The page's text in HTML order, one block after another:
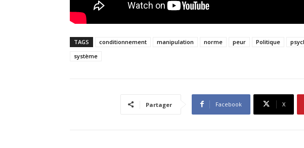
TAGS conditionnement manipulation norme peur Politique
système
Partager Facebook X